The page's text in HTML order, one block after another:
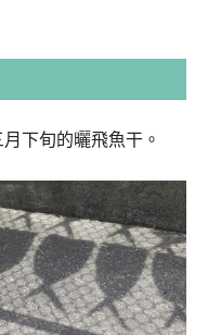
下旬的曬飛魚干。